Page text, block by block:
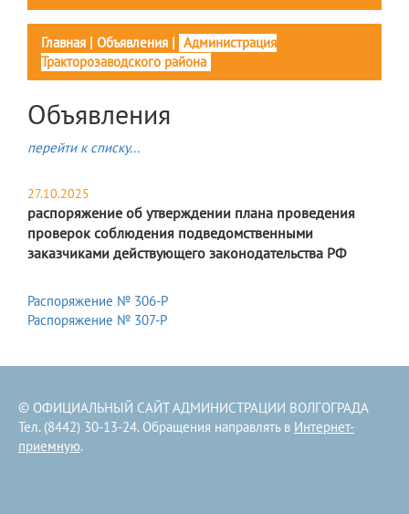
Главная | Объявления | Администрация
Тракторозаводского района
Объявления
перейти к списку...
27.10.2025
распоряжение об утверждении плана проведения
проверок соблюдения подведомственными
заказчиками действующего законодательства РФ
Распоряжение № 306-Р
Распоряжение № 307-Р
© ОФИЦИАЛЬНЫЙ САЙТ АДМИНИСТРАЦИИ ВОЛГОГРАДА
Тел. (8442) 30-13-24. Обращения направлять в Интернет-
приемную.